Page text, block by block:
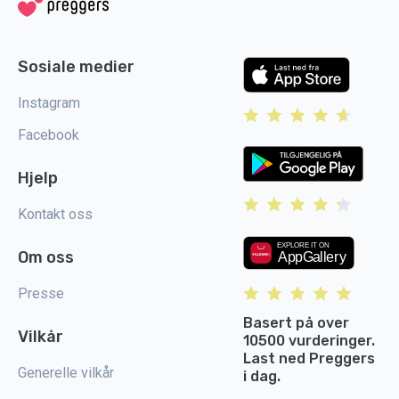
Sosiale medier
Instagram
Facebook
Hjelp
Kontakt oss
Om oss
Presse
Vilkår
Generelle vilkår
Basert på over
10500 vurderinger.
Last ned Preggers
i dag.